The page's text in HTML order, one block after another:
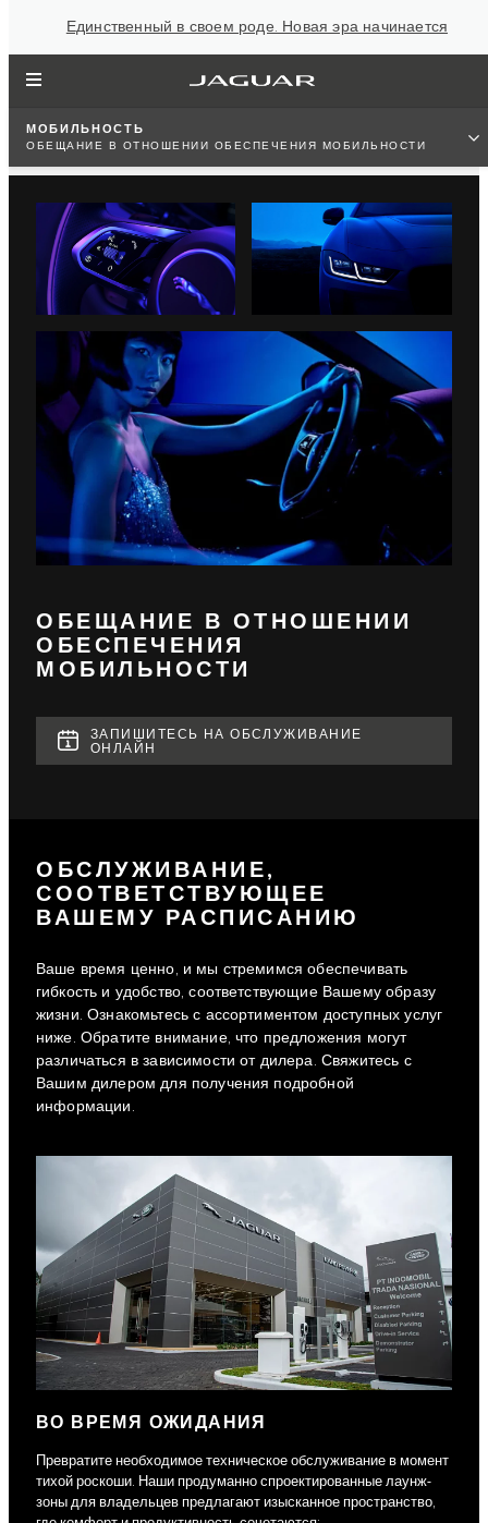
Единственный в своем роде. Новая эра начинается
МОБИЛЬНОСТЬ
ОБЕЩАНИЕ В ОТНОШЕНИИ ОБЕСПЕЧЕНИЯ МОБИЛЬНОСТИ
ОБЕЩАНИЕ В ОТНОШЕНИИ
ОБЕСПЕЧЕНИЯ
МОБИЛЬНОСТИ
ЗАПИШИТЕСЬ НА ОБСЛУЖИВАНИЕ
ОНЛАЙН
ОБСЛУЖИВАНИЕ,
СООТВЕТСТВУЮЩЕЕ
ВАШЕМУ РАСПИСАНИЮ
Ваше время ценно, и мы стремимся обеспечивать
гибкость и удобство, соответствующие Вашему образу
жизни. Ознакомьтесь с ассортиментом доступных услуг
ниже. Обратите внимание, что предложения могут
различаться в зависимости от дилера. Свяжитесь с
Вашим дилером для получения подробной
информации.
ВО ВРЕМЯ ОЖИДАНИЯ
Превратите необходимое техническое обслуживание в момент
тихой роскоши. Наши продуманно спроектированные лаунж-
зоны для владельцев предлагают изысканное пространство,